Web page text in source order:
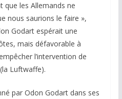
que les Allemands ne
nous saurions le faire »,
Godart espérait une
mais défavorable à
l’intervention de
Luftwaffe).
par Odon Godart dans ses